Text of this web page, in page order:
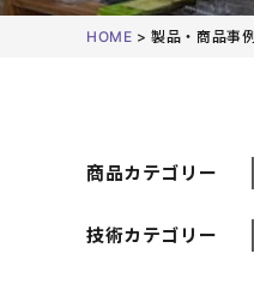
HOME >製品・商品事例
商品カテゴリー
技術カテゴリー